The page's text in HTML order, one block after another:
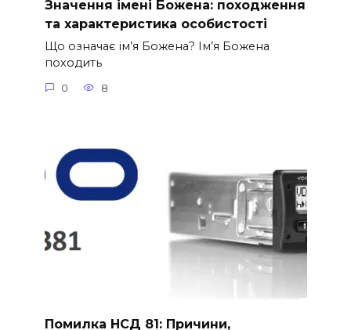
Значення імені Божена: походження
та характеристика особистості
Що означає ім’я Божена? Ім’я Божена
походить
0 8
Помилка НСД 81: Причини,